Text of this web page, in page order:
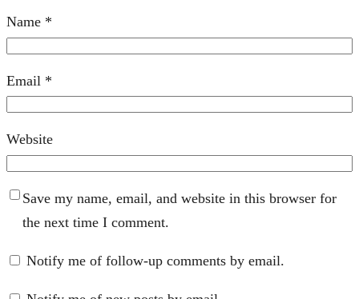
Name *
Email *
Website
Save my name, email, and website in this browser for
the next time I comment.
Notify me of follow-up comments by email.